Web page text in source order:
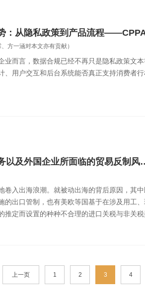
方一涵对本文亦有贡献）
业而言，数据合规已经不再只是隐私政策文
、用户交互和后台系统能否真正支持消费者行
出海企业的贸易合规义务以及外国
卷入出海浪潮。就被动出海的背后原因，其
的出口管制，也有美欧等国基于在涉及用工
推定而设置的种种不合理的进口关税与非关
的...
上一页 1 2 3 4